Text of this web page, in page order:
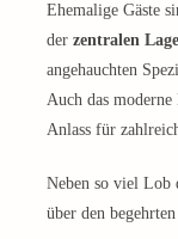
Ehemalige Gäste
der zentralen
angehauchten
Auch das
Anlass für
Neben so viel Lob
über den begehrten